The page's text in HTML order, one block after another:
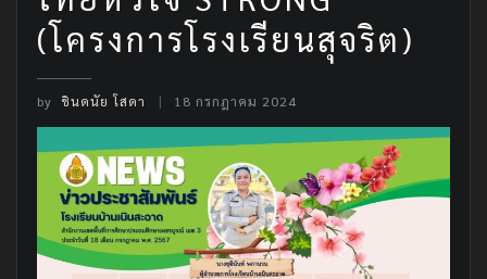
(โครงการโรงเรียนสุจริต)
by ชินดนัย โสดา 18 กรกฎาคม 2024